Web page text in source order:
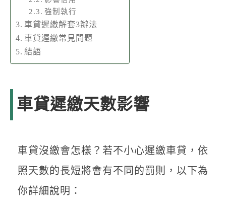
強制執行
車貸遲繳解套3辦法
車貸遲繳常見問題
結語
車貸遲繳天數影響
車貸沒繳會怎樣？若不小心遲繳車貸，依
照天數的長短將會有不同的罰則，以下為
你詳細說明：